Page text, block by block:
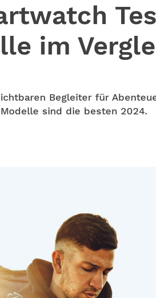
im
Begleiter für
sind die besten 2024.